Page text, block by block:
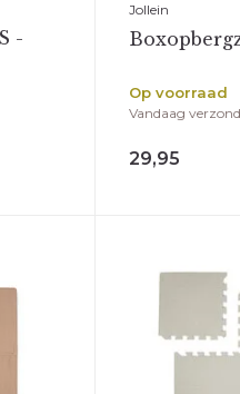
-
Jollein
Op voorraad
Vandaag
29,95